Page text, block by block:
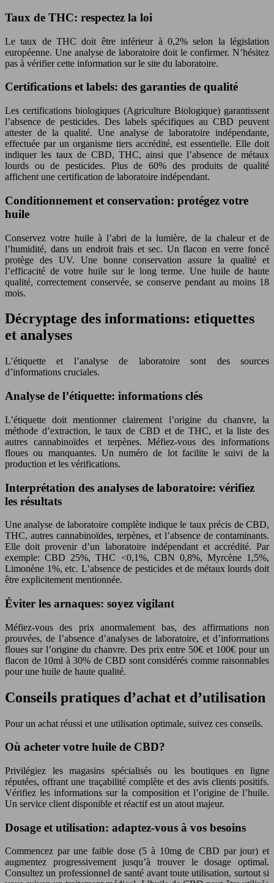
Taux de THC: respectez la loi
Le taux de THC doit être inférieur à 0,2% selon la législation
européenne. Une analyse de laboratoire doit le confirmer. N’hésitez
pas à vérifier cette information sur le site du laboratoire.
Certifications et labels: des garanties de qualité
Les certifications biologiques (Agriculture Biologique) garantissent
l’absence de pesticides. Des labels spécifiques au CBD peuvent
attester de la qualité. Une analyse de laboratoire indépendante,
effectuée par un organisme tiers accrédité, est essentielle. Elle doit
indiquer les taux de CBD, THC, ainsi que l’absence de métaux
lourds ou de pesticides. Plus de 60% des produits de qualité
affichent une certification de laboratoire indépendant.
Conditionnement et conservation: protégez votre
huile
Conservez votre huile à l’abri de la lumière, de la chaleur et de
l’humidité, dans un endroit frais et sec. Un flacon en verre foncé
protège des UV. Une bonne conservation assure la qualité et
l’efficacité de votre huile sur le long terme. Une huile de haute
qualité, correctement conservée, se conserve pendant au moins 18
mois.
Décryptage des informations: etiquettes
et analyses
L’étiquette et l’analyse de laboratoire sont des sources
d’informations cruciales.
Analyse de l’étiquette: informations clés
L’étiquette doit mentionner clairement l’origine du chanvre, la
méthode d’extraction, le taux de CBD et de THC, et la liste des
autres cannabinoïdes et terpènes. Méfiez-vous des informations
floues ou manquantes. Un numéro de lot facilite le suivi de la
production et les vérifications.
Interprétation des analyses de laboratoire: vérifiez
les résultats
Une analyse de laboratoire complète indique le taux précis de CBD,
THC, autres cannabinoïdes, terpènes, et l’absence de contaminants.
Elle doit provenir d’un laboratoire indépendant et accrédité. Par
exemple: CBD 25%, THC <0,1%, CBN 0,8%, Myrcène 1,5%,
Limonène 1%, etc. L’absence de pesticides et de métaux lourds doit
être explicitement mentionnée.
Éviter les arnaques: soyez vigilant
Méfiez-vous des prix anormalement bas, des affirmations non
prouvées, de l’absence d’analyses de laboratoire, et d’informations
floues sur l’origine du chanvre. Des prix entre 50€ et 100€ pour un
flacon de 10ml à 30% de CBD sont considérés comme raisonnables
pour une huile de haute qualité.
Conseils pratiques d’achat et d’utilisation
Pour un achat réussi et une utilisation optimale, suivez ces conseils.
Où acheter votre huile de CBD?
Privilégiez les magasins spécialisés ou les boutiques en ligne
réputées, offrant une traçabilité complète et des avis clients positifs.
Vérifiez les informations sur la composition et l’origine de l’huile.
Un service client disponible et réactif est un atout majeur.
Dosage et utilisation: adaptez-vous à vos besoins
Commencez par une faible dose (5 à 10mg de CBD par jour) et
augmentez progressivement jusqu’à trouver le dosage optimal.
Consultez un professionnel de santé avant toute utilisation, surtout si